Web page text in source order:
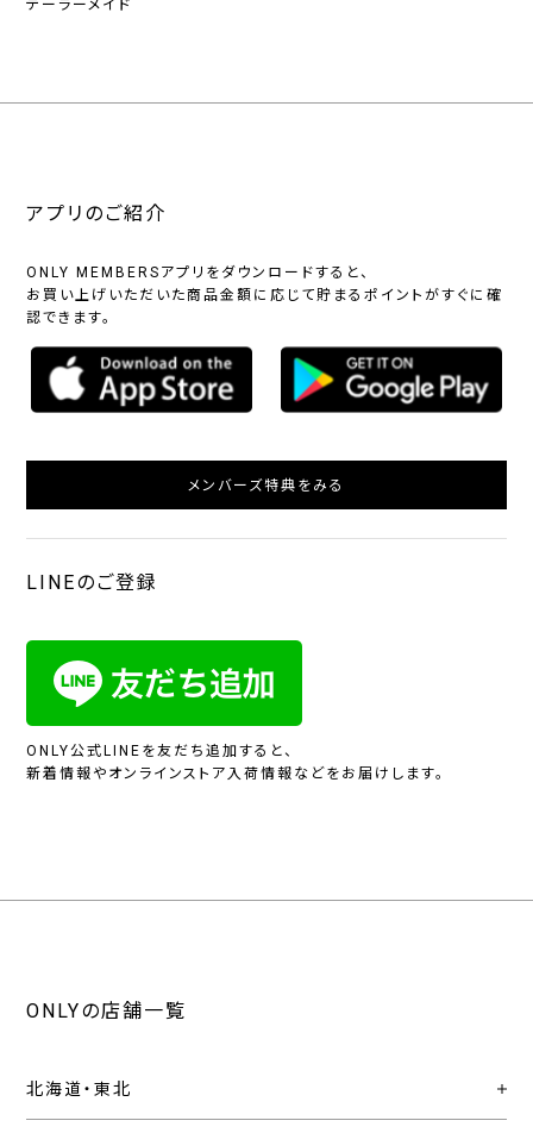
テーラーメイド
アプリのご紹介
ONLY MEMBERSアプリをダウンロードすると、
お買い上げいただいた商品金額に応じて貯まるポイントがすぐに確
認できます。
メンバーズ特典をみる
LINEのご登録
ONLY公式LINEを友だち追加すると、
新着情報やオンラインストア入荷情報などをお届けします。
ONLYの店舗一覧
北海道・東北